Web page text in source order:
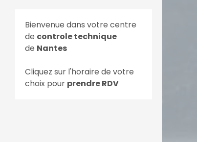
Bienvenue dans votre centre
de controle technique
de Nantes
Cliquez sur l'horaire de votre
choix pour prendre RDV